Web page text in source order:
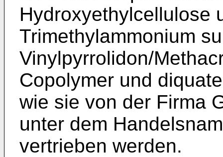
Hydroxyethylcellulose
Trimethylammonium
Vinylpyrrolidon/
Copolymer und
wie sie von der Firma
unter dem
vertrieben werden.